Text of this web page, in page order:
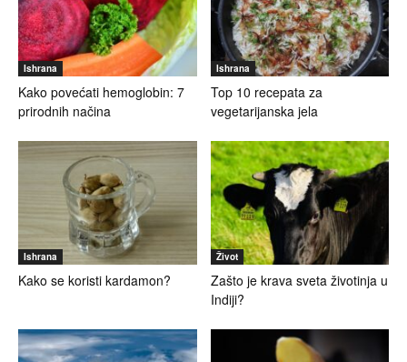
Ishrana
Kako povećati hemoglobin: 7
prirodnih načina
Ishrana
Top 10 recepata za
vegetarijanska jela
Ishrana
Kako se koristi kardamon?
Život
Zašto je krava sveta životinja u
Indiji?